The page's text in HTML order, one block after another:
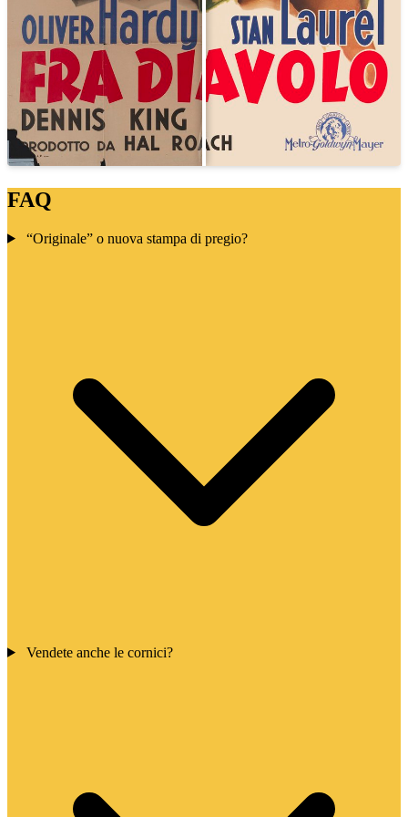
FAQ
“Originale” o nuova stampa di pregio?
Vendete anche le cornici?